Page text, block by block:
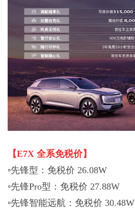
【E7X 全系免税价】
▫️先锋型：免税价 26.08W
▫️先锋Pro型：免税价 27.88W
▫️先锋智能远航：免税价 30.48W